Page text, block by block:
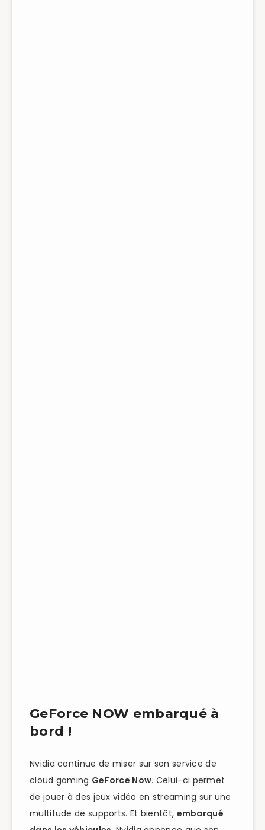
GeForce NOW embarqué à
bord !
Nvidia continue de miser sur son service de
cloud gaming GeForce Now. Celui-ci permet
de jouer à des jeux vidéo en streaming sur une
multitude de supports. Et bientôt, embarqué